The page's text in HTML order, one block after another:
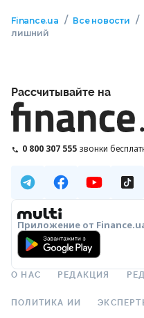
Finance.ua / Все новости /
лишний
Рассчитывайте на
0 800 307 555 звонки
Приложение от
О НАС РЕДАКЦИЯ
ПОЛИТИКА ИИ